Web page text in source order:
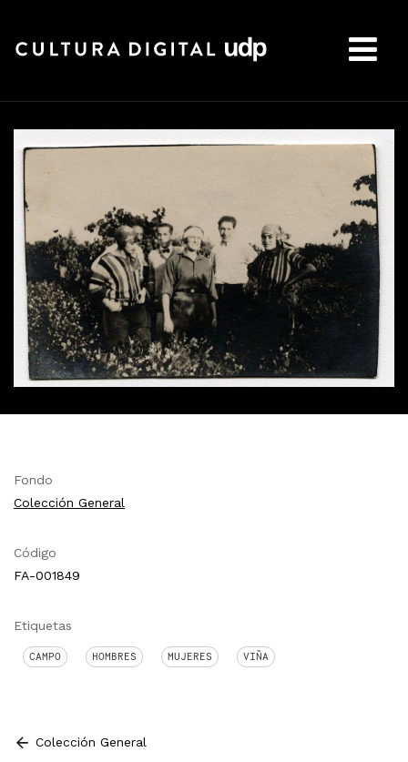
Fondo
Colección General
Código
FA-001849
Etiquetas
CAMPO HOMBRES MUJERES VIÑA
Colección General